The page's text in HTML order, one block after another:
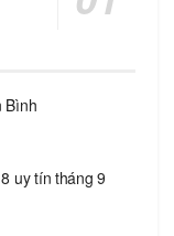
Bình
uy tín tháng 9